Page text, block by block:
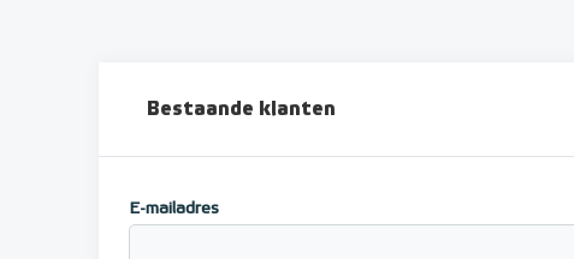
Bestaande klanten
E-mailadres